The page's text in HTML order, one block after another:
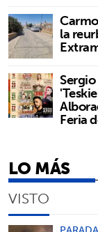
la
Feria
LO MÁS
VISTO